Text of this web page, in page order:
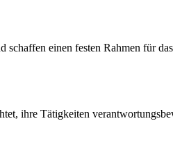
schaffen einen festen Rahmen für
ihre Tätigkeiten